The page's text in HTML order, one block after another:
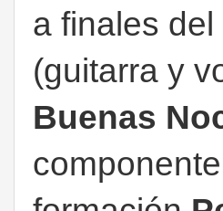
a finales
(guitarra y
Buenas